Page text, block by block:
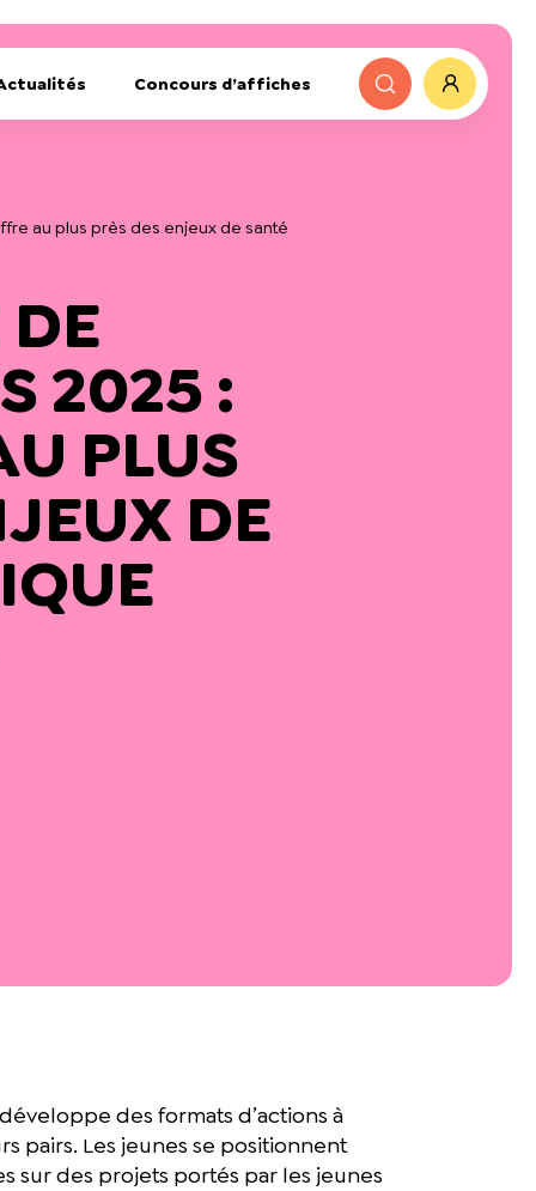
Concours d’affiches
au plus près des enjeux de santé
2025 :
PLUS
DE
des formats d’actions à
pairs. Les jeunes se positionnent
sur des projets portés par les jeunes